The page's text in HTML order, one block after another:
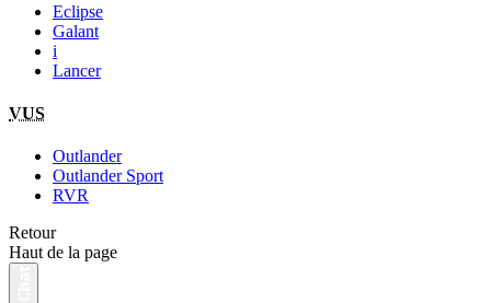
Eclipse
Galant
i
Lancer
VUS
Outlander
Outlander Sport
RVR
Retour
Haut de la page